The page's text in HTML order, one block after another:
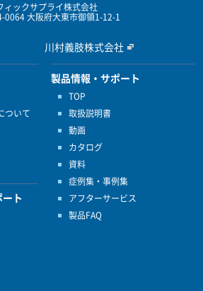
ィックサプライ株式会社
0064 大阪府大東市御領1-12-1
川村義肢株式会社
ついて
ト
製品情報・サポート
TOP
取扱説明書
動画
カタログ
資料
症例集・事例集
アフターサービス
製品FAQ